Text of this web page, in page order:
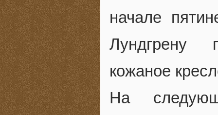
начале
Лундгрену
кожаное
На